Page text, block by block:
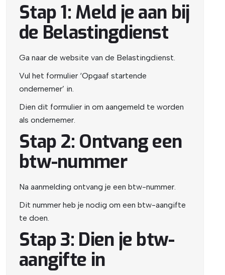
Stap 1: Meld je aan bij
de Belastingdienst
Ga naar de website van de Belastingdienst.
Vul het formulier ‘Opgaaf startende
ondernemer’ in.
Dien dit formulier in om aangemeld te worden
als ondernemer.
Stap 2: Ontvang een
btw-nummer
Na aanmelding ontvang je een btw-nummer.
Dit nummer heb je nodig om een btw-aangifte
te doen.
Stap 3: Dien je btw-
aangifte in